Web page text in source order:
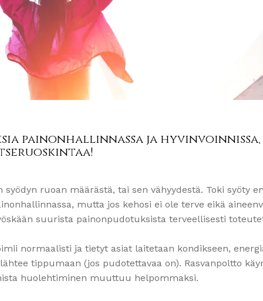
painonhallinnassa ja hyvinvoinnissa,
syödyn ruoan määrästä, tai sen vähyydestä. Toki syöty
mutta jos kehosi ei ole terve eikä
suurista painonpudotuksista terveellisesti
normaalisti ja tietyt asiat laitetaan kondikseen,
tippumaan (jos pudotettavaa on). Rasvanpoltto
huolehtiminen muuttuu helpommaksi.